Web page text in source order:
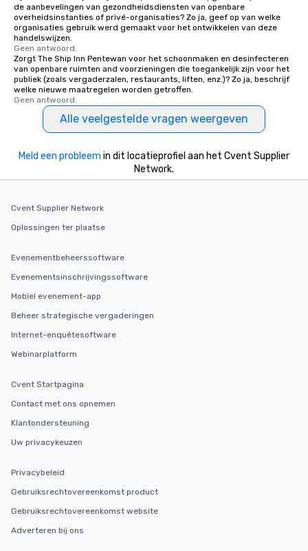
de aanbevelingen van gezondheidsdiensten van openbare
overheidsinstanties of privé-organisaties? Zo ja, geef op van welke
organisaties gebruik werd gemaakt voor het ontwikkelen van deze
handelswijzen.
Geen antwoord.
Zorgt The Ship Inn Pentewan voor het schoonmaken en desinfecteren
van openbare ruimten and voorzieningen die toegankelijk zijn voor het
publiek (zoals vergaderzalen, restaurants, liften, enz.)? Zo ja, beschrijf
welke nieuwe maatregelen worden getroffen.
Geen antwoord.
Alle veelgestelde vragen weergeven
Meld een probleem in dit locatieprofiel aan het Cvent Supplier
Network.
Cvent Supplier Network
Oplossingen ter plaatse
Evenementbeheerssoftware
Evenementsinschrijvingssoftware
Mobiel evenement-app
Beheer strategische vergaderingen
Internet-enquêtesoftware
Webinarplatform
Cvent Startpagina
Contact met ons opnemen
Klantondersteuning
Uw privacykeuzen
Privacybeleid
Gebruiksrechtovereenkomst product
Gebruiksrechtovereenkomst website
Adverteren bij ons